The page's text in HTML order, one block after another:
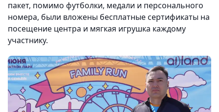
пакет, помимо футболки, медали и персонального
номера, были вложены бесплатные сертификаты на
посещение центра и мягкая игрушка каждому
участнику.